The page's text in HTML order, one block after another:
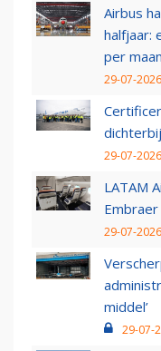
Airbus
halfjaar:
per
29-07-
29-07-
LATAM
29-07-
middel’
29-07-